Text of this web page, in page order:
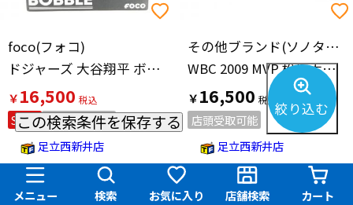
メニュー 検索 お気に入り 店舗検索 カート
foco(フォコ)
ドジャーズ 大谷翔平 ボブルヘッド
￥16,500
SALE 店頭受取可能
足立西新井店
その他ブランド(ソノタブランド)
WBC 2009 MVP 松坂大輔 DAISUKE MATSUZAKA 日本代表(侍ジャパン)
￥16,500
店頭受取可能
足立西新井店
この検索条件を保存する
絞り込む